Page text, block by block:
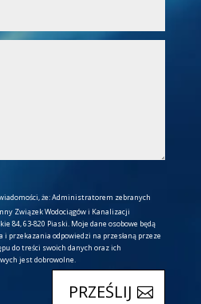
że: Administratorem zebranych
Związek Wodociągów i Kanalizacji
84, 63-820 Piaski. Moje dane osobowe będą
przekazania odpowiedzi na przesłaną przeze
do treści swoich danych oraz ich
jest dobrowolne.
PRZEŚLIJ